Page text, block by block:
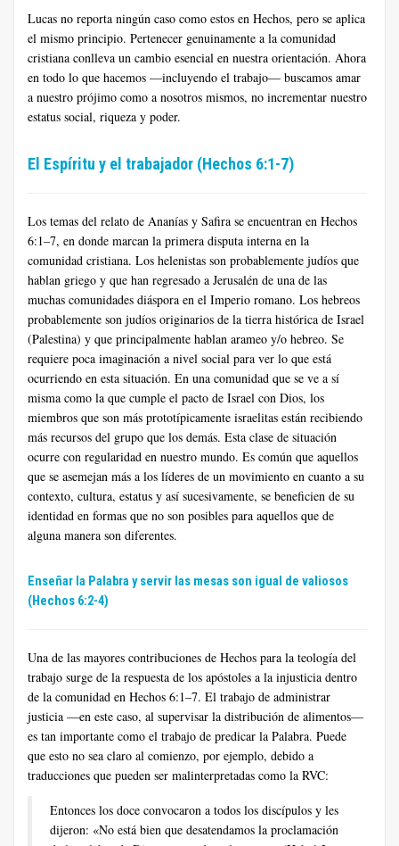
Lucas no reporta ningún caso como estos en Hechos, pero se aplica
el mismo principio. Pertenecer genuinamente a la comunidad
cristiana conlleva un cambio esencial en nuestra orientación. Ahora
en todo lo que hacemos —incluyendo el trabajo— buscamos amar
a nuestro prójimo como a nosotros mismos, no incrementar nuestro
estatus social, riqueza y poder.
El Espíritu y el trabajador (Hechos 6:1-7)
Los temas del relato de Ananías y Safira se encuentran en Hechos
6:1–7, en donde marcan la primera disputa interna en la
comunidad cristiana. Los helenistas son probablemente judíos que
hablan griego y que han regresado a Jerusalén de una de las
muchas comunidades diáspora en el Imperio romano. Los hebreos
probablemente son judíos originarios de la tierra histórica de Israel
(Palestina) y que principalmente hablan arameo y/o hebreo. Se
requiere poca imaginación a nivel social para ver lo que está
ocurriendo en esta situación. En una comunidad que se ve a sí
misma como la que cumple el pacto de Israel con Dios, los
miembros que son más prototípicamente israelitas están recibiendo
más recursos del grupo que los demás. Esta clase de situación
ocurre con regularidad en nuestro mundo. Es común que aquellos
que se asemejan más a los líderes de un movimiento en cuanto a su
contexto, cultura, estatus y así sucesivamente, se beneficien de su
identidad en formas que no son posibles para aquellos que de
alguna manera son diferentes.
Enseñar la Palabra y servir las mesas son igual de valiosos
(Hechos 6:2-4)
Una de las mayores contribuciones de Hechos para la teología del
trabajo surge de la respuesta de los apóstoles a la injusticia dentro
de la comunidad en Hechos 6:1–7. El trabajo de administrar
justicia —en este caso, al supervisar la distribución de alimentos—
es tan importante como el trabajo de predicar la Palabra. Puede
que esto no sea claro al comienzo, por ejemplo, debido a
traducciones que pueden ser malinterpretadas como la RVC:
Entonces los doce convocaron a todos los discípulos y les
dijeron: «No está bien que desatendamos la proclamación